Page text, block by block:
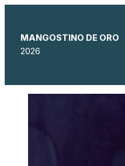
MANGOSTINO DE ORO
2026